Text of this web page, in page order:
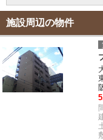
施設周辺の物件